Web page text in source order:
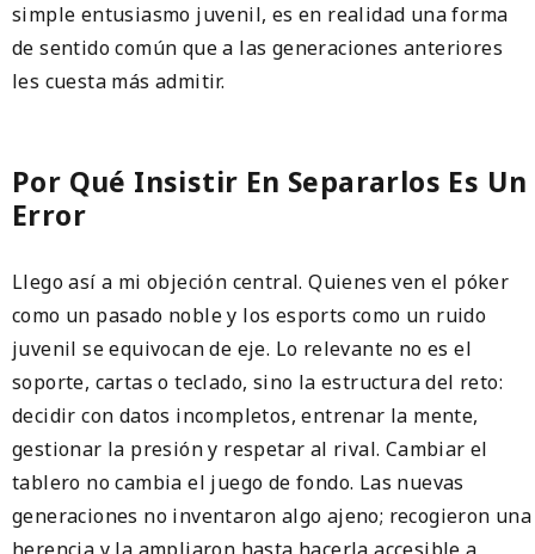
simple entusiasmo juvenil, es en realidad una forma
de sentido común que a las generaciones anteriores
les cuesta más admitir.
Por Qué Insistir En Separarlos Es Un
Error
Llego así a mi objeción central. Quienes ven el póker
como un pasado noble y los esports como un ruido
juvenil se equivocan de eje. Lo relevante no es el
soporte, cartas o teclado, sino la estructura del reto:
decidir con datos incompletos, entrenar la mente,
gestionar la presión y respetar al rival. Cambiar el
tablero no cambia el juego de fondo. Las nuevas
generaciones no inventaron algo ajeno; recogieron una